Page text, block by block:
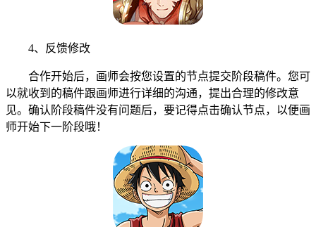
4、反馈修改
合作开始后，画师会按您设置的节点提交阶段稿件。您可
以就收到的稿件跟画师进行详细的沟通，提出合理的修改意
见。确认阶段稿件没有问题后，要记得点击确认节点，以便画
师开始下一阶段哦！